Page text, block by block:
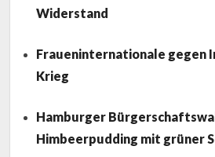
Widerstand
Fraueninternationale gegen
Krieg
Hamburger
Himbeerpudding mit grüner